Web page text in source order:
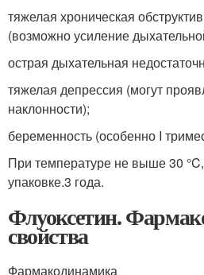
тяжелая хроническая
(возможно усиление
острая дыхательная
тяжелая депрессия (могут
наклонности);
беременность (особенно I
При температуре не выше 30
упаковке.3 года.
Флуоксетин.
свойства
Фармакодинамика